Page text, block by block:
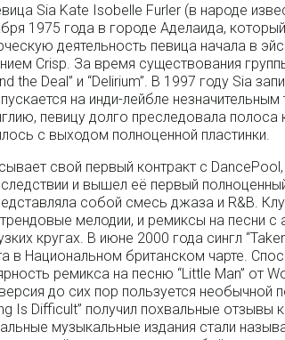
Sia Kate Isobelle Furler (в народе
1975 года в городе Аделаида,
деятельность певица начала в
Crisp. За время существования
the Deal” и “Delirium”. В 1997 году Sia
на инди-лейбле
певицу долго преследовала полоса
с выходом полноценной пластинки.
свой первый контракт с
и вышел её первый
собой смесь джаза и R&B.
мелодии, и ремиксы на песни с
кругах. В июне 2000 года сингл
в Национальном британском чарте.
ремикса на песню “Little Man” от
до сих пор пользуется необычной
Is Difficult” получил похвальные отзывы
музыкальные издания стали